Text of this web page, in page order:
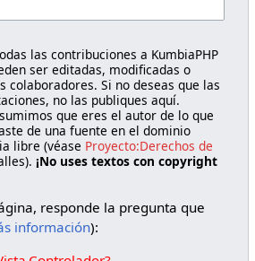
las contribuciones a KumbiaPHP
ser editadas, modificadas o
colaboradores. Si no deseas que las
no las publiques aquí.
que eres el autor de lo que
de una fuente en el dominio
libre (véase Proyecto:Derechos de
¡No uses textos con copyright
responde la pregunta que
información):